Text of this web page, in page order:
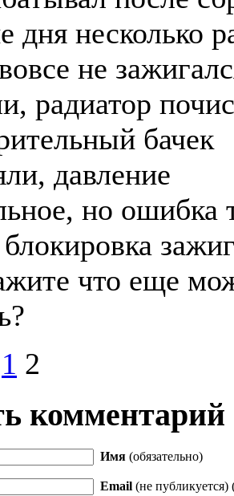
дня несколько
не
радиатор
бачек
давление
но ошибка
что еще
1 2
комментарий
Имя (обязательно)
Email (не публикуется)